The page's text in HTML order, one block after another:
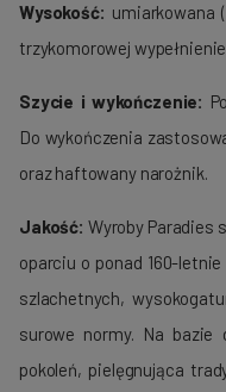
Wysokość: umiarkowana
trzykomorowej
Szycie i wykończenie:
Do wykończenia
oraz haftowany narożnik.
Jakość: Wyroby Paradies
oparciu o ponad 160-
szlachetnych,
surowe normy. Na bazie
poko­leń, pielę­gnująca